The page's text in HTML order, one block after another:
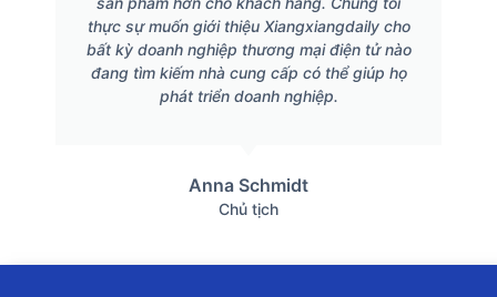
thực sự muốn giới thiệu Xiangxiangdaily cho
bất kỳ doanh nghiệp thương mại điện tử nào
đang tìm kiếm nhà cung cấp có thể giúp họ
phát triển doanh nghiệp.
Anna Schmidt
Chủ tịch